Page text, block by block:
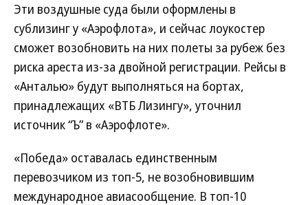
Эти воздушные суда были оформлены в
сублизинг у «Аэрофлота», и сейчас лоукостер
сможет возобновить на них полеты за рубеж без
риска ареста из-за двойной регистрации. Рейсы в
«Анталью» будут выполняться на бортах,
принадлежащих «ВТБ Лизингу», уточнил
источник “Ъ” в «Аэрофлоте».
«Победа» оставалась единственным
перевозчиком из топ-5, не возобновившим
международное авиасообщение. В топ-10